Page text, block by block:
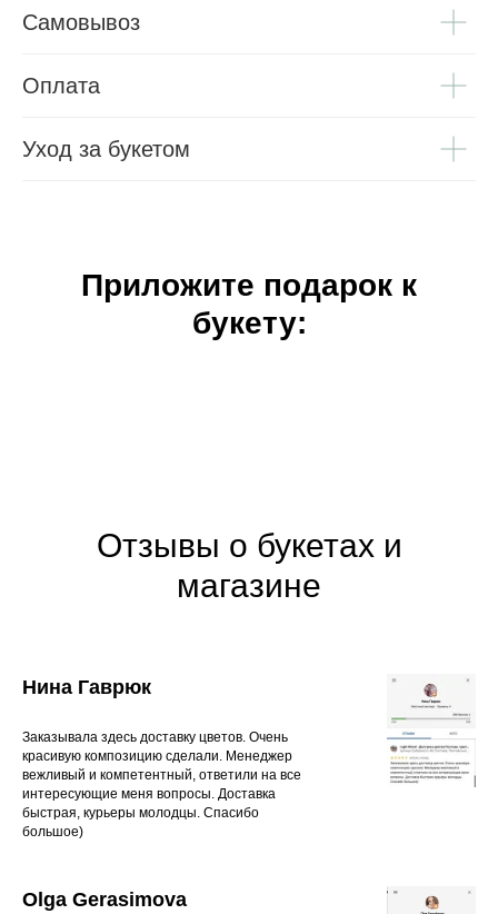
Самовывоз
Оплата
Уход за букетом
Приложите подарок к
букету:
Отзывы о букетах и
магазине
Нина Гаврюк
Заказывала здесь доставку цветов. Очень
красивую композицию сделали. Менеджер
вежливый и компетентный, ответили на все
интересующие меня вопросы. Доставка
быстрая, курьеры молодцы. Спасибо
большое)
Olga Gerasimova